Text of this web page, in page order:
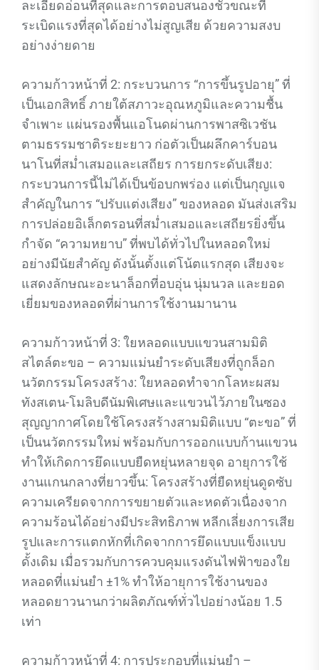
ละเอียดอ่อนที่สุดและการตอบสนองชั่วขณะที่
ระเบิดแรงที่สุดได้อย่างไม่สูญเสีย ด้วยความสงบ
อย่างง่ายดาย
ความก้าวหน้าที่ 2: กระบวนการ “การขึ้นรูปอายุ” ที่
เป็นเอกสิทธิ์ ภายใต้สภาวะอุณหภูมิและความชื้น
จำเพาะ แผ่นรองพื้นแอโนดผ่านการพาสซิเวชัน
ตามธรรมชาติระยะยาว ก่อตัวเป็นผลึกคาร์บอน
นาโนที่สม่ำเสมอและเสถียร การยกระดับเสียง:
กระบวนการนี้ไม่ได้เป็นข้อบกพร่อง แต่เป็นกุญแจ
สำคัญในการ “ปรับแต่งเสียง” ของหลอด มันส่งเสริม
การปล่อยอิเล็กตรอนที่สม่ำเสมอและเสถียรยิ่งขึ้น
กำจัด “ความหยาบ” ที่พบได้ทั่วไปในหลอดใหม่
อย่างมีนัยสำคัญ ดังนั้นตั้งแต่โน้ตแรกสุด เสียงจะ
แสดงลักษณะอะนาล็อกที่อบอุ่น นุ่มนวล และยอด
เยี่ยมของหลอดที่ผ่านการใช้งานมานาน
ความก้าวหน้าที่ 3: ใยหลอดแบบแขวนสามมิติ
สไตล์ตะขอ – ความแม่นยำระดับเสียงที่ถูกล็อก
นวัตกรรมโครงสร้าง: ใยหลอดทำจากโลหะผสม
ทังสเตน-โมลิบดีนัมพิเศษและแขวนไว้ภายในซอง
สุญญากาศโดยใช้โครงสร้างสามมิติแบบ “ตะขอ” ที่
เป็นนวัตกรรมใหม่ พร้อมกับการออกแบบก้านแขวน
ทำให้เกิดการยึดแบบยืดหยุ่นหลายจุด อายุการใช้
งานแกนกลางที่ยาวขึ้น: โครงสร้างที่ยืดหยุ่นดูดซับ
ความเครียดจากการขยายตัวและหดตัวเนื่องจาก
ความร้อนได้อย่างมีประสิทธิภาพ หลีกเลี่ยงการเสีย
รูปและการแตกหักที่เกิดจากการยึดแบบแข็งแบบ
ดั้งเดิม เมื่อรวมกับการควบคุมแรงดันไฟฟ้าของใย
หลอดที่แม่นยำ ±1% ทำให้อายุการใช้งานของ
หลอดยาวนานกว่าผลิตภัณฑ์ทั่วไปอย่างน้อย 1.5
เท่า
ความก้าวหน้าที่ 4: การประกอบที่แม่นยำ –